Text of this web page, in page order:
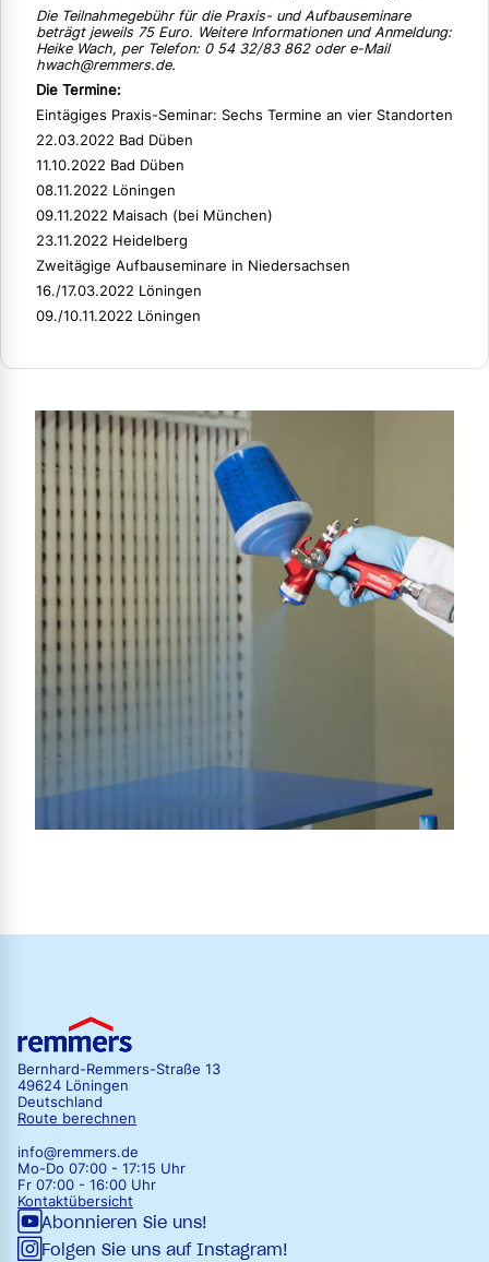
Die Teilnahmegebühr für die Praxis- und Aufbauseminare
beträgt jeweils 75 Euro. Weitere Informationen und Anmeldung:
Heike Wach, per Telefon: 0 54 32/83 862 oder e-Mail
hwach@remmers.de.
Die Termine:
Eintägiges Praxis-Seminar: Sechs Termine an vier Standorten
22.03.2022 Bad Düben
11.10.2022 Bad Düben
08.11.2022 Löningen
09.11.2022 Maisach (bei München)
23.11.2022 Heidelberg
Zweitägige Aufbauseminare in Niedersachsen
16./17.03.2022 Löningen
09./10.11.2022 Löningen
Bernhard-Remmers-Straße 13
49624 Löningen
Deutschland
Route berechnen
info@remmers.de
Mo-Do 07:00 - 17:15 Uhr
Fr 07:00 - 16:00 Uhr
Kontaktübersicht
Abonnieren Sie uns!
Folgen Sie uns auf Instagram!